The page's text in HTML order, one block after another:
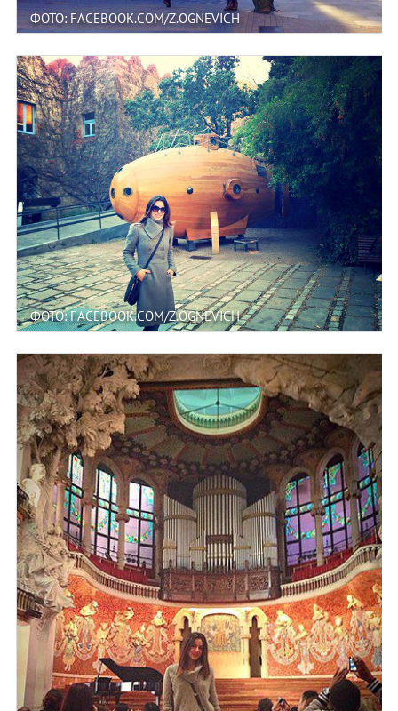
ФОТО: FACEBOOK.COM/Z.OGNEVICH
ФОТО: FACEBOOK.COM/Z.OGNEVICH